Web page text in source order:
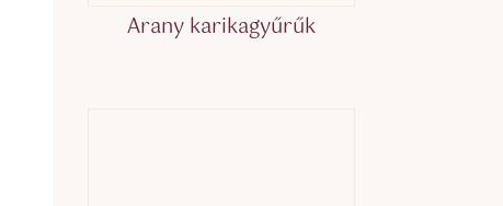
Arany karikagyűrűk